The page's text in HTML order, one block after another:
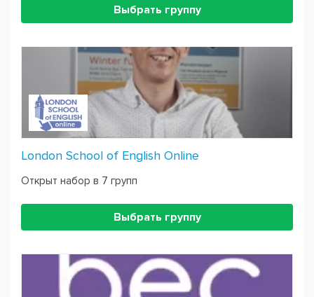
Выбрать группу
London School of English Online
Открыт набор в 7 групп
Выбрать группу